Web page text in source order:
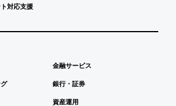
対応支援
金融サービス
銀行・証券
資産運用